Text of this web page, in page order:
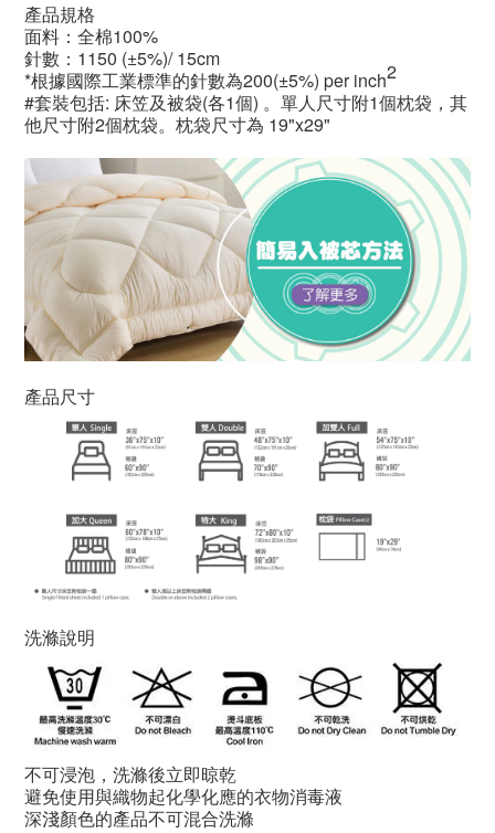
產品規格
面料：全棉100%
針數：1150 (±5%)/ 15cm
*根據國際工業標準的針數為200(±5%) per inch2
#套裝包括: 床笠及被袋(各1個) 。單人尺寸附1個枕袋，其
他尺寸附2個枕袋。枕袋尺寸為 19"x29"
產品尺寸
洗滌說明
不可浸泡，洗滌後立即晾乾
避免使用與織物起化學化應的衣物消毒液
深淺顏色的產品不可混合洗滌